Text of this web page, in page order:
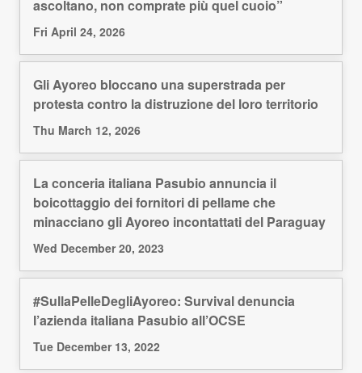
ascoltano, non comprate più quel cuoio”
Fri April 24, 2026
Gli Ayoreo bloccano una superstrada per
protesta contro la distruzione del loro territorio
Thu March 12, 2026
La conceria italiana Pasubio annuncia il
boicottaggio dei fornitori di pellame che
minacciano gli Ayoreo incontattati del Paraguay
Wed December 20, 2023
#SullaPelleDegliAyoreo: Survival denuncia
l’azienda italiana Pasubio all’OCSE
Tue December 13, 2022